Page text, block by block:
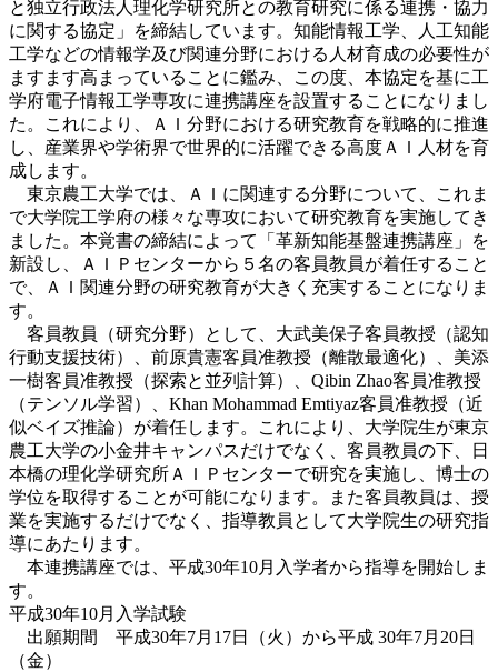
と独立行政法人理化学研究所との教育研究に係る連携・協力
に関する協定」を締結しています。知能情報工学、人工知能
工学などの情報学及び関連分野における人材育成の必要性が
ますます高まっていることに鑑み、この度、本協定を基に工
学府電子情報工学専攻に連携講座を設置することになりまし
た。これにより、ＡＩ分野における研究教育を戦略的に推進
し、産業界や学術界で世界的に活躍できる高度ＡＩ人材を育
成します。
東京農工大学では、ＡＩに関連する分野について、これま
で大学院工学府の様々な専攻において研究教育を実施してき
ました。本覚書の締結によって「革新知能基盤連携講座」を
新設し、ＡＩＰセンターから５名の客員教員が着任すること
で、ＡＩ関連分野の研究教育が大きく充実することになりま
す。
客員教員（研究分野）として、大武美保子客員教授（認知
行動支援技術）、前原貴憲客員准教授（離散最適化）、美添
一樹客員准教授（探索と並列計算）、Qibin Zhao客員准教授
（テンソル学習）、Khan Mohammad Emtiyaz客員准教授（近
似ベイズ推論）が着任します。これにより、大学院生が東京
農工大学の小金井キャンパスだけでなく、客員教員の下、日
本橋の理化学研究所ＡＩＰセンターで研究を実施し、博士の
学位を取得することが可能になります。また客員教員は、授
業を実施するだけでなく、指導教員として大学院生の研究指
導にあたります。
本連携講座では、平成30年10月入学者から指導を開始しま
す。
平成30年10月入学試験
出願期間 平成30年7月17日（火）から平成 30年7月20日
（金）